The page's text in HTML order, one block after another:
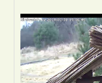
to
by
Harrier